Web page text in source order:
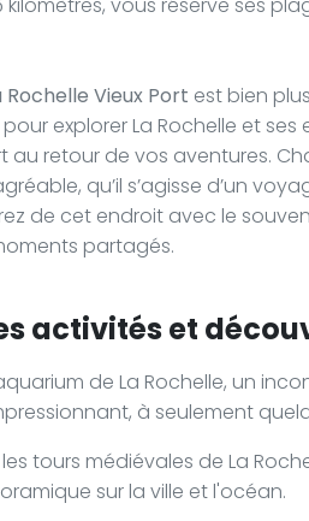
Rochelle Vieux Port est bien
explorer La Rochelle et
au retour de vos aventures.
qu’il s’agisse d’un
de cet endroit avec le
partagés.
activités et
de La Rochelle, un
à seulement
les tours médiévales de La
sur la ville et l'océan.